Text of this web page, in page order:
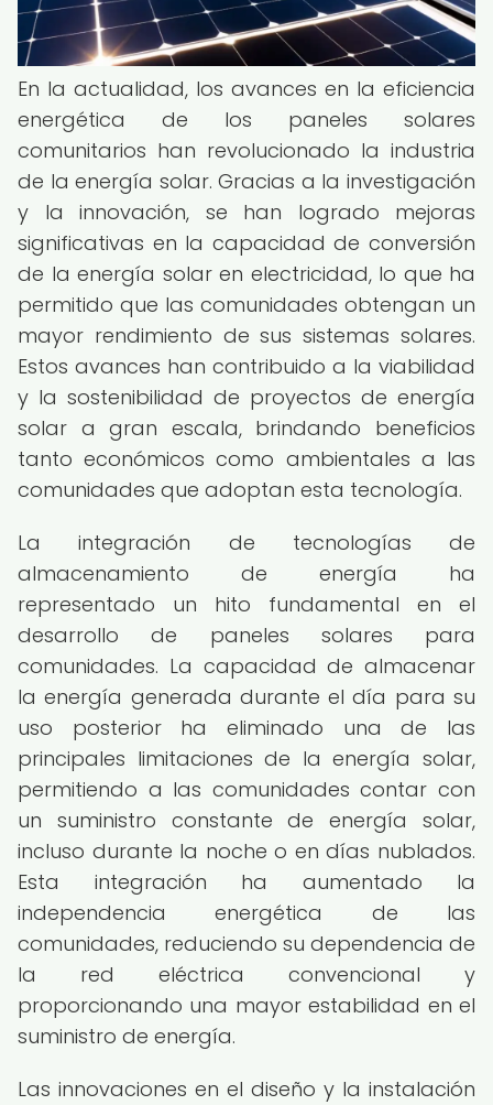
En la actualidad, los avances en la eficiencia
energética de los paneles solares
comunitarios han revolucionado la industria
de la energía solar. Gracias a la investigación
y la innovación, se han logrado mejoras
significativas en la capacidad de conversión
de la energía solar en electricidad, lo que ha
permitido que las comunidades obtengan un
mayor rendimiento de sus sistemas solares.
Estos avances han contribuido a la viabilidad
y la sostenibilidad de proyectos de energía
solar a gran escala, brindando beneficios
tanto económicos como ambientales a las
comunidades que adoptan esta tecnología.
La integración de tecnologías de
almacenamiento de energía ha
representado un hito fundamental en el
desarrollo de paneles solares para
comunidades. La capacidad de almacenar
la energía generada durante el día para su
uso posterior ha eliminado una de las
principales limitaciones de la energía solar,
permitiendo a las comunidades contar con
un suministro constante de energía solar,
incluso durante la noche o en días nublados.
Esta integración ha aumentado la
independencia energética de las
comunidades, reduciendo su dependencia de
la red eléctrica convencional y
proporcionando una mayor estabilidad en el
suministro de energía.
Las innovaciones en el diseño y la instalación